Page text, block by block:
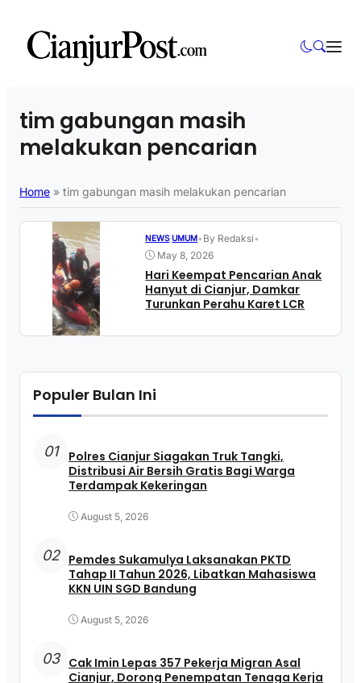
tim gabungan masih
melakukan pencarian
Home » tim gabungan masih melakukan pencarian
NEWS|UMUM• By Redaksi•
May 8, 2026
Hari Keempat Pencarian Anak
Hanyut di Cianjur, Damkar
Turunkan Perahu Karet LCR
Populer Bulan Ini
01
Polres Cianjur Siagakan Truk Tangki,
Distribusi Air Bersih Gratis Bagi Warga
Terdampak Kekeringan
August 5, 2026
02 Pemdes Sukamulya Laksanakan PKTD
Tahap II Tahun 2026, Libatkan Mahasiswa
KKN UIN SGD Bandung
August 5, 2026
03 Cak Imin Lepas 357 Pekerja Migran Asal
Cianjur, Dorong Penempatan Tenaga Kerja